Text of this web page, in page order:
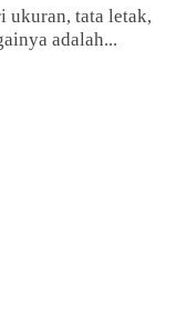
ukuran, tata letak,
adalah...